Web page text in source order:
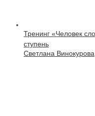
Тренинг «Человек
ступень
Светлана Винокурова